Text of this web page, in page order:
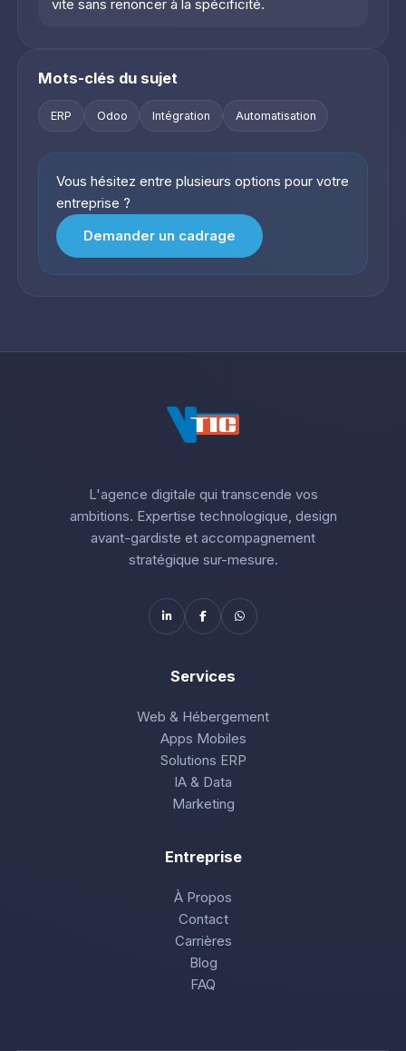
vite sans renoncer à la spécificité.
Mots-clés du sujet
ERP Odoo Intégration Automatisation
Vous hésitez entre plusieurs options pour votre
entreprise ?
Demander un cadrage
L'agence digitale qui transcende vos
ambitions. Expertise technologique, design
avant-gardiste et accompagnement
stratégique sur-mesure.
Services
Web & Hébergement
Apps Mobiles
Solutions ERP
IA & Data
Marketing
Entreprise
À Propos
Contact
Carrières
Blog
FAQ